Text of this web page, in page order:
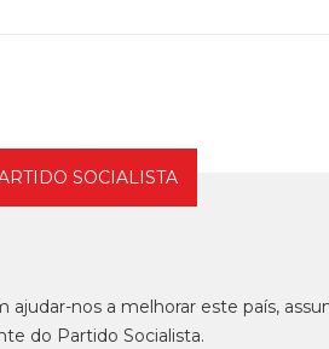
SOCIALISTA
ajudar-nos a melhorar este país,
do Partido Socialista.